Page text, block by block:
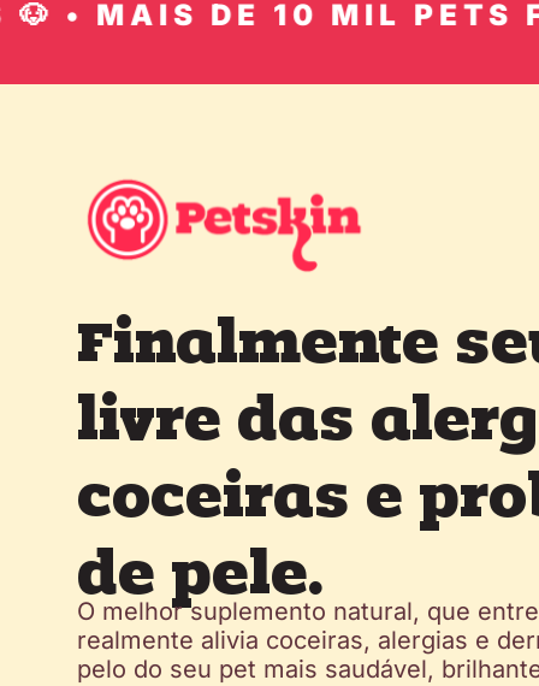
DE 10 MIL PETS
Finalmente
livre das
coceiras e
de pele.
O melhor suplemento natural, que
realmente alivia coceiras, alergias e
pelo do seu pet mais saudável,